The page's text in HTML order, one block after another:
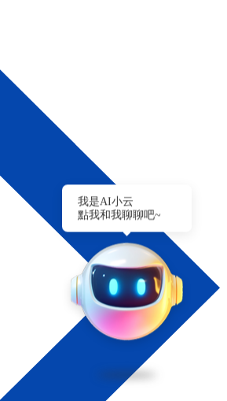
我是AI小云
點我和我聊聊吧~